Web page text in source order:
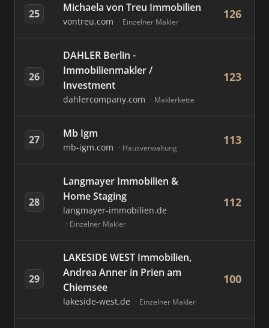
25 Michaela von Treu Immobilien
vontreu.com Einzelner Makler
126
26
DAHLER Berlin -
Immobilienmakler /
Investment
dahlercompany.com Maklerkette
123
27 Mb Igm
mb-igm.com Hausverwaltung
113
28
Langmayer Immobilien &
Home Staging
langmayer-immobilien.de
Einzelner Makler
112
29
LAKESIDE WEST Immobilien,
Andrea Anner in Prien am
Chiemsee
lakeside-west.de Einzelner Makler
100